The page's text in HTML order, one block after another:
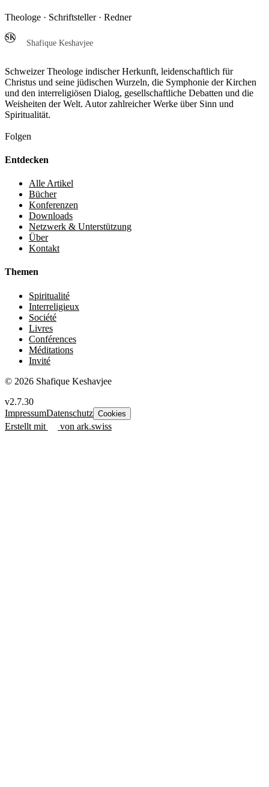
Theologe · Schriftsteller · Redner
SK
Shafique Keshavjee
Schweizer Theologe indischer Herkunft, leidenschaftlich für
Christus und seine jüdischen Wurzeln, die Symphonie der Kirchen
und den interreligiösen Dialog, gesellschaftliche Debatten und die
Weisheiten der Welt. Autor zahlreicher Werke über Sinn und
Spiritualität.
Folgen
Entdecken
Alle Artikel
Bücher
Konferenzen
Downloads
Netzwerk & Unterstützung
Über
Kontakt
Themen
Spiritualité
Interreligieux
Société
Livres
Conférences
Méditations
Invité
© 2026 Shafique Keshavjee
v2.7.30
ImpressumDatenschutz Cookies
Erstellt mit von ark.swiss